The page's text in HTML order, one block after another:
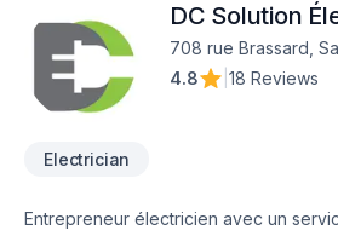
trouvé. Extrêmement dévouée et
sait qu’il faut de bonnes références
entreprise. Nos clients sont écoutés et
eux en tout temps. Nous faisons
commercial ou industriel.
DC Solution
708 rue Brassard,
4.8
18 Reviews
Electrician
Entrepreneur électricien avec un